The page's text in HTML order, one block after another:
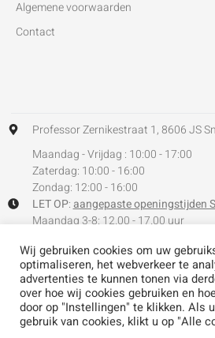
Algemene voorwaarden
Contact
Professor Zernikestraat 1, 8606 JS
Maandag - Vrijdag : 10:00 - 17:00
Zaterdag: 10:00 - 16:00
Zondag: 12:00 - 16:00
LET OP: aangepaste openingstijden
Maandag 3-8: 12.00 - 17.00 uur
Woensdag 5-8: Gesloten
+31 (0)6 815 899 70
PRIVACYFAQ
Wij gebruiken cookies om uw
optimaliseren, het webverkeer te
advertenties te kunnen tonen via
over hoe wij cookies gebruiken en
door op "Instellingen" te klikken. Als
gebruik van cookies, klikt u op "Alle